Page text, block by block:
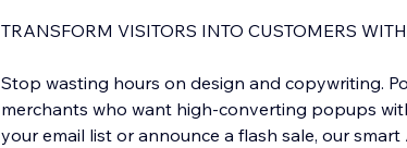
TRANSFORM VISITORS INTO CUSTOMERS
Stop wasting hours on design and copywriting.
merchants who want high-converting popups
your email list or announce a flash sale, our